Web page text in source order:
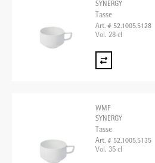
SYNERGY
Tasse
Art. # 52.1005.5128
Vol. 28 cl
WMF
SYNERGY
Tasse
Art. # 52.1005.5135
Vol. 35 cl